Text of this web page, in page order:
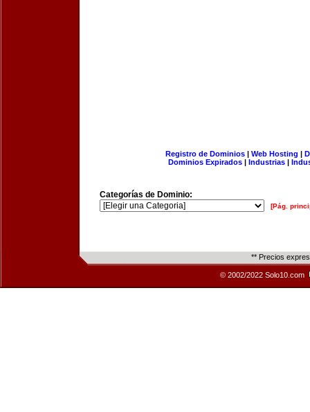
Registro de Dominios| Web Hosting |
Dominios Expirados | Industrias |
Categorías de Dominio:
[Pág.
** Precios
© 2002/2022 Solo10.com